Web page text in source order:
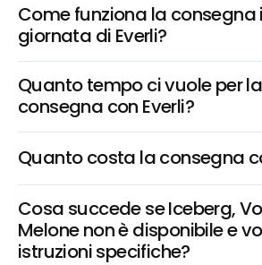
Come funziona la consegna
giornata di Everli?
Quanto tempo ci vuole per la
consegna con Everli?
Quanto costa la consegna
Cosa succede se Iceberg,
Melone non è disponibile e
istruzioni specifiche?